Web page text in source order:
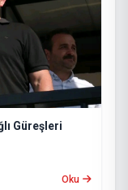
Güreşleri
Oku